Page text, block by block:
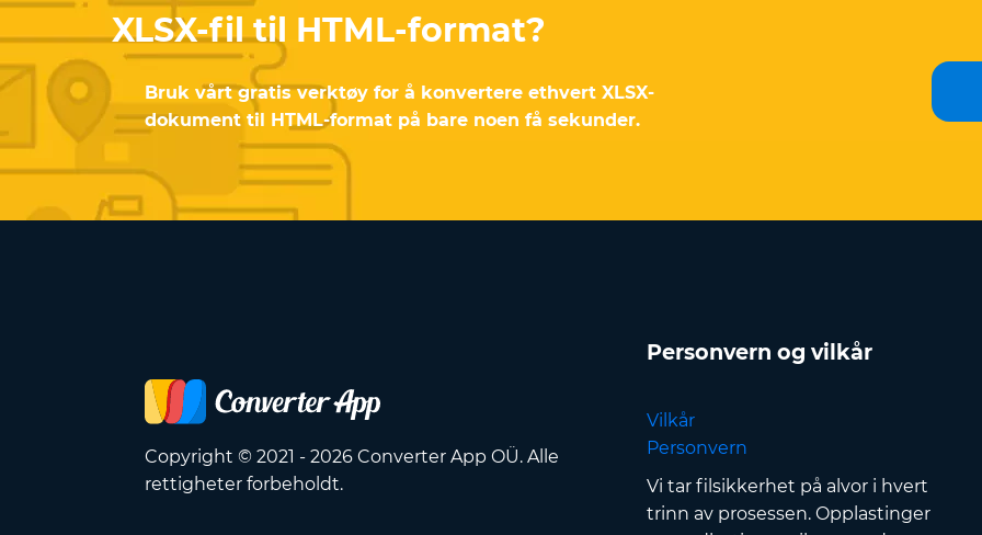
XLSX-fil til HTML-format?
Bruk vårt gratis verktøy for å konvertere ethvert XLSX-
dokument til HTML-format på bare noen få sekunder.
Copyright © 2021 - 2026 Converter App OÜ. Alle
rettigheter forbeholdt.
Personvern og vilkår
Vilkår
Personvern
Vi tar filsikkerhet på alvor i hvert
trinn av prosessen. Opplastinger